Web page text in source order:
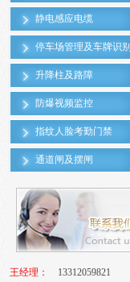
静电感应电缆
停车场管理及车牌识别
升降柱及路障
防爆视频监控
指纹人脸考勤门禁
通道闸及摆闸
王经理： 13312059821